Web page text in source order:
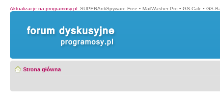
Aktualizacje na programosy.pl: SUPERAntiSpyware Free • MailWasher Pro • GS-Calc • GS-
Strona główna